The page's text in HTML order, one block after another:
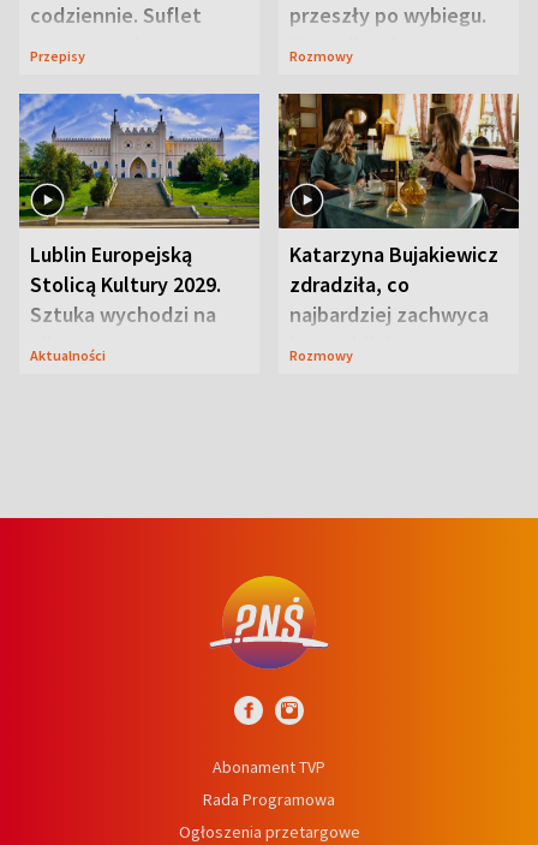
codziennie. Suflet
serowy zachwyca
Przepisy
przeszły po wybiegu.
Te stylizacje
Rozmowy
Lublin Europejską
Stolicą Kultury 2029.
Sztuka wychodzi na
ulice
Aktualności
Katarzyna Bujakiewicz
zdradziła, co
najbardziej zachwyca
ją w Lublinie
Rozmowy
Abonament TVP
Rada Programowa
Ogłoszenia przetargowe